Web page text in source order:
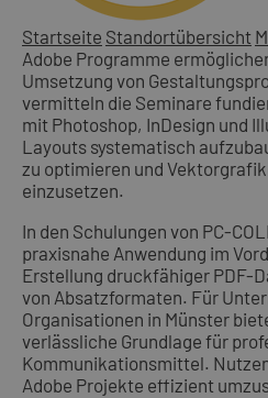
Startseite Standortübersicht
Adobe Programme
Umsetzung von
vermitteln die Seminare
mit Photoshop, InDesign und
Layouts systematisch
zu optimieren und
einzusetzen.
In den Schulungen von PC-
praxisnahe Anwendung im
Erstellung druckfähiger PDF-
von Absatzformaten. Für
Organisationen in Münster
verlässliche Grundlage für
Kommunikationsmittel.
Adobe Projekte effizient